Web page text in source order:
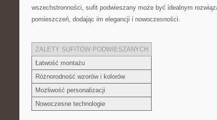
wszechstronności, sufit podwieszany może być ‌idealnym
pomieszczeń, dodając im elegancji i nowoczesności.
ZALETY SUFITÓW PODWIESZANYCH
Łatwość montażu
Różnorodność wzorów i ‍kolorów
Możliwość personalizacji
Nowoczesne technologie